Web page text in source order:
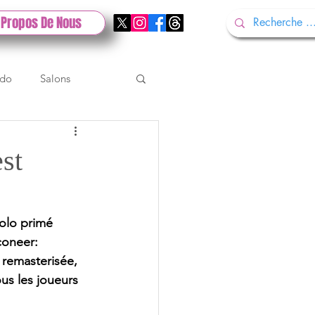
De Nous
Salons
Gamescom
primé
les joueurs